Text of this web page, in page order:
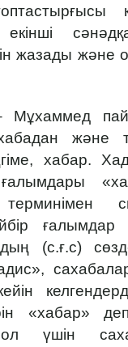
жазады және
және
хабар.
ғалымдары
(с.ғ.с)
«хабар»
үшін